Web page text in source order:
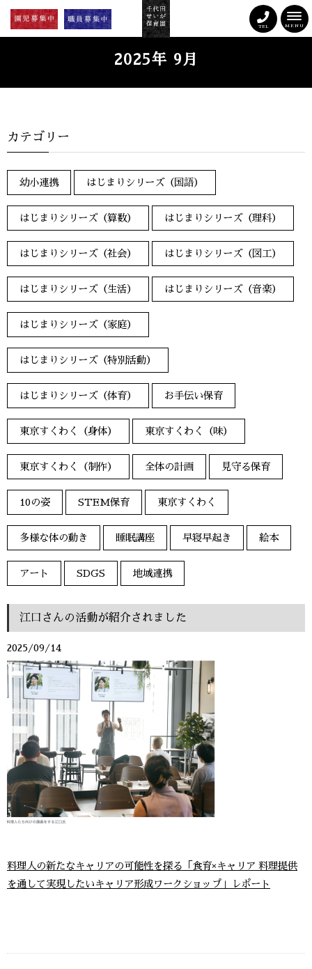
MENU
TEL
2025年 9月
カテゴリー
幼小連携 はじまりシリーズ（国語）
はじまりシリーズ（算数） はじまりシリーズ（理科）
はじまりシリーズ（社会） はじまりシリーズ（図工）
はじまりシリーズ（生活） はじまりシリーズ（音楽）
はじまりシリーズ（家庭）
はじまりシリーズ（特別活動）
はじまりシリーズ（体育） お手伝い保育
東京すくわく（身体） 東京すくわく（味）
東京すくわく（制作） 全体の計画 見守る保育
10の姿 STEM保育 東京すくわく
多様な体の動き 睡眠講座 早寝早起き 絵本
アート SDGS 地域連携
江口さんの活動が紹介されました
2025/09/14
料理人の新たなキャリアの可能性を探る「食育×キャリア 料理提供
を通して実現したいキャリア形成ワークショップ」レポート